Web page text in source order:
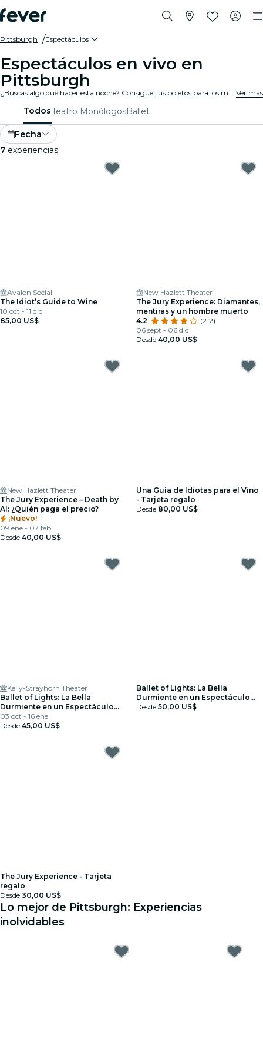
Pittsburgh Espectáculos
Espectáculos en vivo en
Pittsburgh
¿Buscas algo qué hacer esta noche? Consigue tus boletos para los mejores espectáculos en vivo en Pittsburgh: teatro, shows de comedia, monólogos, magia, y mucho más. Ver más
TodosTeatro MonólogosBallet
Fecha
7 experiencias
Avalon Social
The Idiot’s Guide to Wine
10 oct - 11 dic
85,00 US$
New Hazlett Theater
The Jury Experience: Diamantes,
mentiras y un hombre muerto
4.2
(212)
06 sept - 06 dic
Desde 40,00 US$
New Hazlett Theater
The Jury Experience – Death by
AI: ¿Quién paga el precio?
¡Nuevo!
09 ene - 07 feb
Desde 40,00 US$
Una Guía de Idiotas para el Vino
- Tarjeta regalo
Desde 80,00 US$
Kelly-Strayhorn Theater
Ballet of Lights: La Bella
Durmiente en un Espectáculo
Deslumbrante
03 oct - 16 ene
Desde 45,00 US$
Ballet of Lights: La Bella
Durmiente en un Espectáculo
Deslumbrante - Tarjeta regalo
Desde 50,00 US$
The Jury Experience - Tarjeta
regalo
Desde 30,00 US$
Lo mejor de Pittsburgh: Experiencias
inolvidables